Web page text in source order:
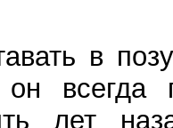
в
всегда
лет